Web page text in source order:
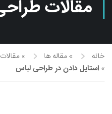
مقالات
خانه » مقاله ها » مقالات
» استایل دادن در طراحی لباس